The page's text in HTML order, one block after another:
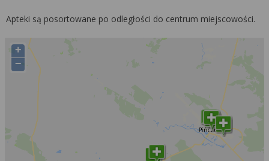
Apteki są posortowane po odległości do centrum miejscowości.
+
−